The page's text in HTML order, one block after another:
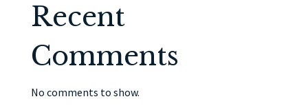
Recent
Comments
No comments to show.